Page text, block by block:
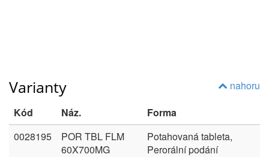
nahoru
Varianty
Kód Náz.
Forma
0028195
POR TBL FLM
60X700MG
Potahovaná tableta,
Perorální podání